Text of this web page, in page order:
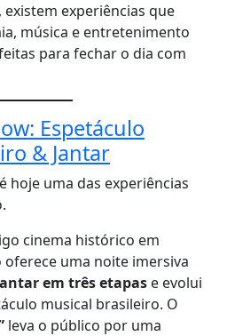
experiências que
música e entretenimento
para fechar o dia com
Espetáculo
& Jantar
é hoje uma das experiências
cinema histórico em
oferece uma noite imersiva
em três etapas e evolui
musical brasileiro. O
leva o público por uma